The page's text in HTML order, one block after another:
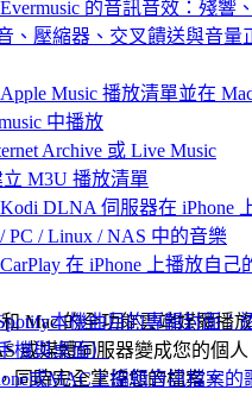
的音訊音效：殘響
、壓縮器、交叉饋送與音量
Music 播放清單並在
中播放
Archive 或 Live Music
立 M3U 播放清單
DLNA 伺服器在 iPhone
PC / Linux / NAS 中的音樂
在 iPhone 上播放自己
本機曲目的專輯封面：
機與桌面）
或MAC上編輯音訊檔案的
Mac 的全功能雲端媒體播放
或媒體伺服器變成您的個人
同時完全掌控您的檔案。